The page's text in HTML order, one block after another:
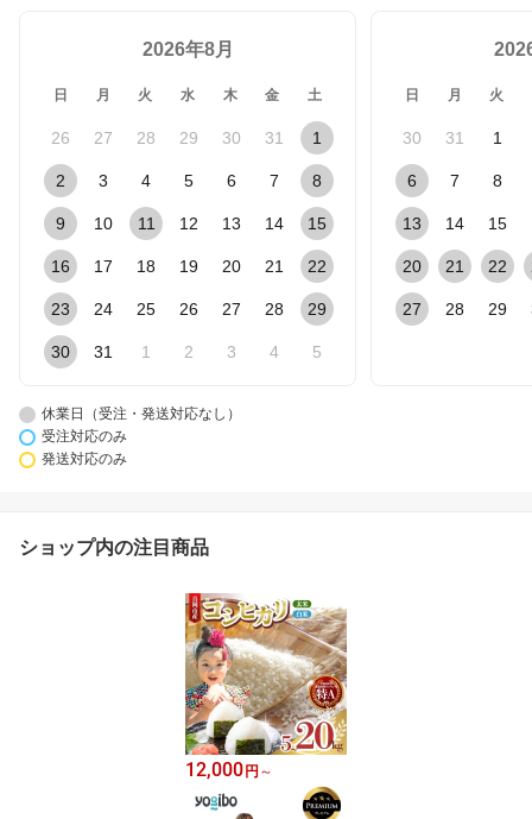
2026年8月
日 月 火 水 木 金 土
26 27 28 29 30 31 1
2 3 4 5 6 7 8
9 10 11 12 13 14 15
16 17 18 19 20 21 22
23 24 25 26 27 28 29
30 31 1 2 3 4 5
日 月 火
30 31 1
6 7 8
13 14 15
20 21 22
27 28 29
休業日（受注・発送対応なし）
受注対応のみ
発送対応のみ
ショップ内の注目商品
12,000円 ～